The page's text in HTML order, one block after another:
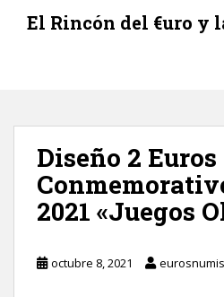
El Rincón del €uro y
Diseño 2 Euros
2021 «Juegos
octubre 8, 2021 eurosnumis